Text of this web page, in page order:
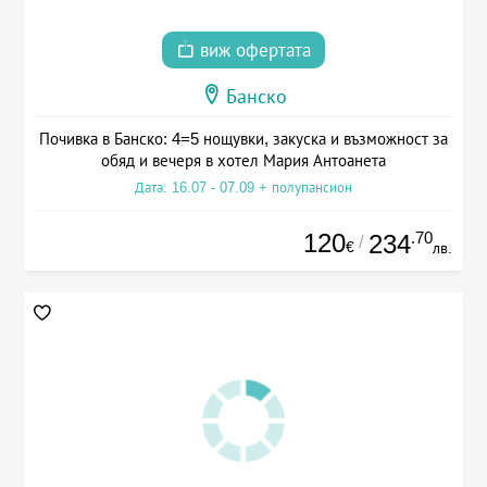
виж офертата
Банско
Почивка в Банско: 4=5 нощувки, закуска и възможност за
обяд и вечеря в хотел Мария Антоанета
Дата: 16.07 - 07.09 + полупансион
120€ / 234.70
лв.